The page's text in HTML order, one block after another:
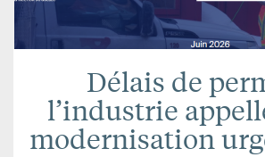
Délais de
l’industrie
modernisation